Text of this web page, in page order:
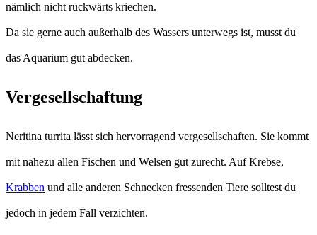
nämlich nicht rückwärts kriechen.
Da sie gerne auch außerhalb des Wassers unterwegs ist, musst du
das Aquarium gut abdecken.
Vergesellschaftung
Neritina turrita lässt sich hervorragend vergesellschaften. Sie kommt
mit nahezu allen Fischen und Welsen gut zurecht. Auf Krebse,
Krabben und alle anderen Schnecken fressenden Tiere solltest du
jedoch in jedem Fall verzichten.